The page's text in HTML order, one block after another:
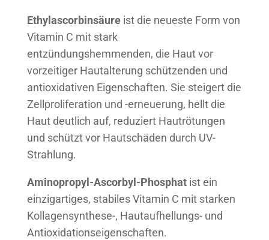
Ethylascorbinsäure ist die neueste Form von
Vitamin C mit stark
entzündungshemmenden, die Haut vor
vorzeitiger Hautalterung schützenden und
antioxidativen Eigenschaften. Sie steigert die
Zellproliferation und -erneuerung, hellt die
Haut deutlich auf, reduziert Hautrötungen
und schützt vor Hautschäden durch UV-
Strahlung.
Aminopropyl-Ascorbyl-Phosphat ist ein
einzigartiges, stabiles Vitamin C mit starken
Kollagensynthese-, Hautaufhellungs- und
Antioxidationseigenschaften.